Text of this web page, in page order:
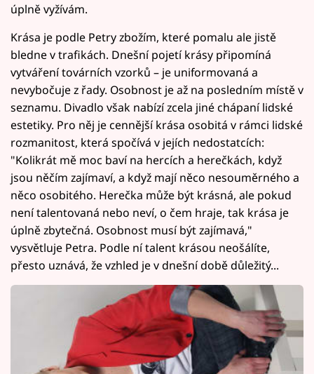
úplně vyžívám.
Krása je podle Petry zbožím, které pomalu ale jistě
bledne v trafikách. Dnešní pojetí krásy připomíná
vytváření továrních vzorků – je uniformovaná a
nevybočuje z řady. Osobnost je až na posledním místě v
seznamu. Divadlo však nabízí zcela jiné chápaní lidské
estetiky. Pro něj je cennější krása osobitá v rámci lidské
rozmanitost, která spočívá v jejích nedostatcích:
"Kolikrát mě moc baví na hercích a herečkách, když
jsou něčím zajímaví, a když mají něco nesouměrného a
něco osobitého. Herečka může být krásná, ale pokud
není talentovaná nebo neví, o čem hraje, tak krása je
úplně zbytečná. Osobnost musí být zajímavá,"
vysvětluje Petra. Podle ní talent krásou neošálíte,
přesto uznává, že vzhled je v dnešní době důležitý...